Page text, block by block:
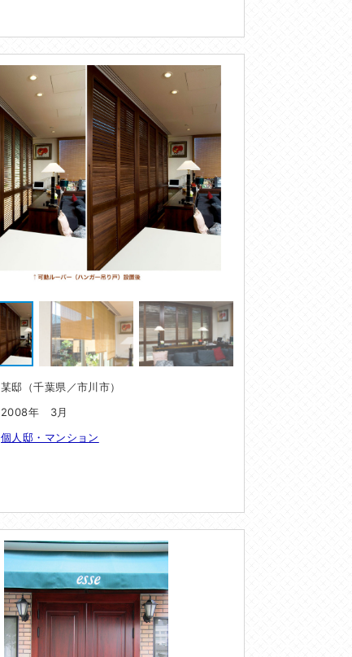
某邸（千葉県／市川市）
2008年 3月
個人邸・マンション